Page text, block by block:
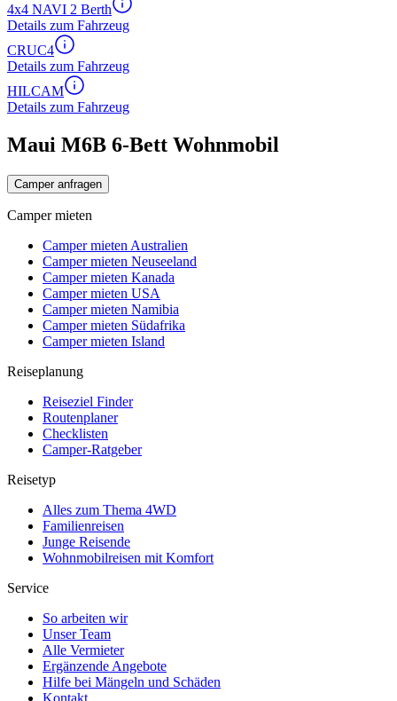
4x4 NAVI 2 Berth
Details zum Fahrzeug
CRUC4
Details zum Fahrzeug
HILCAM
Details zum Fahrzeug
Maui M6B 6-Bett Wohnmobil
Camper anfragen
Camper mieten
Camper mieten Australien
Camper mieten Neuseeland
Camper mieten Kanada
Camper mieten USA
Camper mieten Namibia
Camper mieten Südafrika
Camper mieten Island
Reiseplanung
Reiseziel Finder
Routenplaner
Checklisten
Camper-Ratgeber
Reisetyp
Alles zum Thema 4WD
Familienreisen
Junge Reisende
Wohnmobilreisen mit Komfort
Service
So arbeiten wir
Unser Team
Alle Vermieter
Ergänzende Angebote
Hilfe bei Mängeln und Schäden
Kontakt